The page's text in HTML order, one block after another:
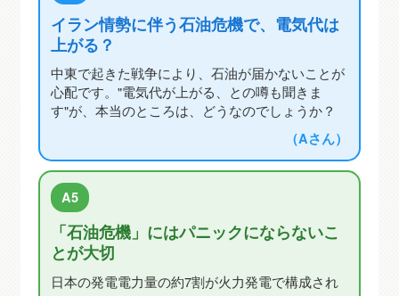
イラン情勢に伴う石油危機で、電気代は
上がる？
中東で起きた戦争により、石油が届かないことが
心配です。"電気代が上がる、との噂も聞きま
す"が、本当のところは、どうなのでしょうか？
（Aさん）
A5
「石油危機」にはパニックにならないこ
とが大切
日本の発電電力量の約7割が火力発電で構成され